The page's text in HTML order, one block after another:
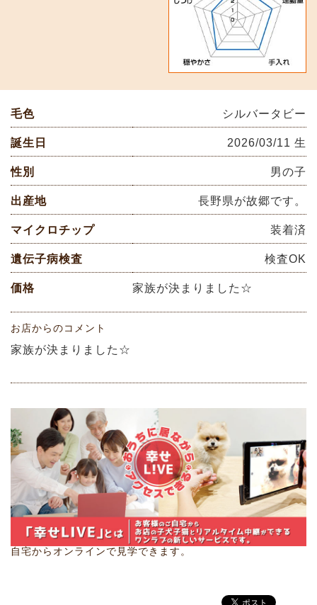
毛色 シルバータビー
誕生日 2026/03/11 生
性別 男の子
出産地 長野県が故郷です。
マイクロチップ 装着済
遺伝子病検査 検査OK
価格 家族が決まりました☆
お店からのコメント
家族が決まりました☆
自宅からオンラインで見学できます。